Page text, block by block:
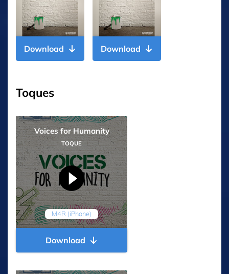
Download Download
Toques
Voices for Humanity
TOQUE
M4R (iPhone)
Download